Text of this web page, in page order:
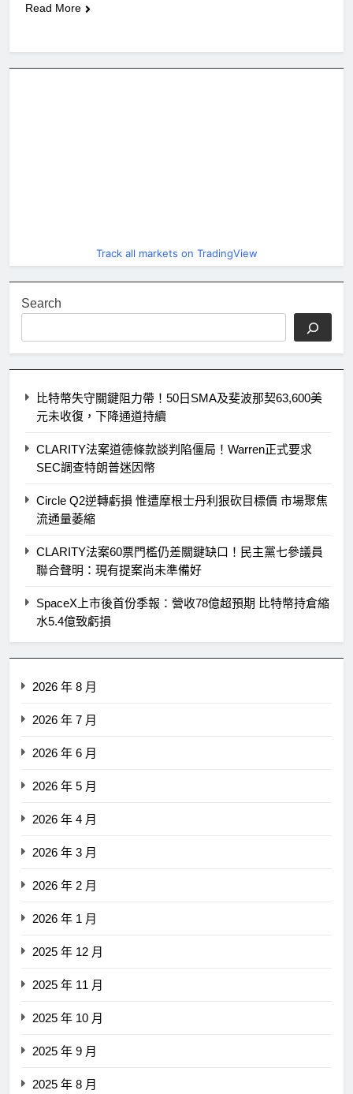
Track all markets on TradingView
Search
比特幣失守關鍵阻力帶！50日SMA及斐波那契63,600美
元未收復，下降通道持續
CLARITY法案道德條款談判陷僵局！Warren正式要求
SEC調查特朗普迷因幣
Circle Q2逆轉虧損 惟遭摩根士丹利狠砍目標價 市場聚焦
流通量萎縮
CLARITY法案60票門檻仍差關鍵缺口！民主黨七參議員
聯合聲明：現有提案尚未準備好
SpaceX上市後首份季報：營收78億超預期 比特幣持倉縮
水5.4億致虧損
2026 年 8 月
2026 年 7 月
2026 年 6 月
2026 年 5 月
2026 年 4 月
2026 年 3 月
2026 年 2 月
2026 年 1 月
2025 年 12 月
2025 年 11 月
2025 年 10 月
2025 年 9 月
2025 年 8 月
Read More